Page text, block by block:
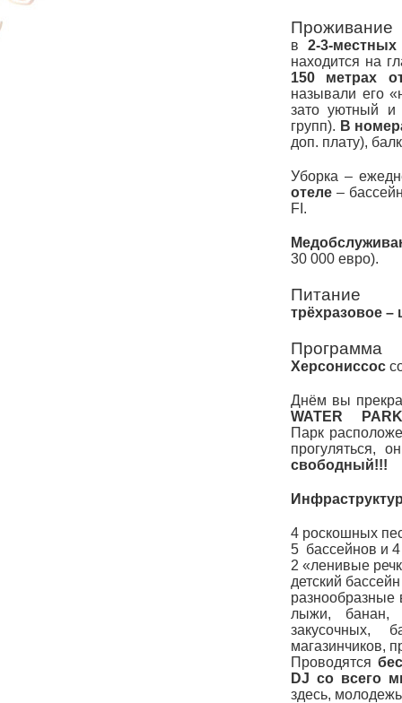
Проживание
в 2-3-
находится на
150 метрах
называли его
зато уютный и
групп). В
доп. плату),
Уборка –
отеле–
FI.
30 000 евро).
Питание
трёхразовое
Программа
Херсониссос
Днём вы
WATER
Парк
прогуляться,
свободный!!!
4 роскошных
5 бассейнов и
2 «ленивые
детский
разнообразные
лыжи, банан,
закусочных,
магазинчиков,
Проводятся
DJ со всего
здесь,